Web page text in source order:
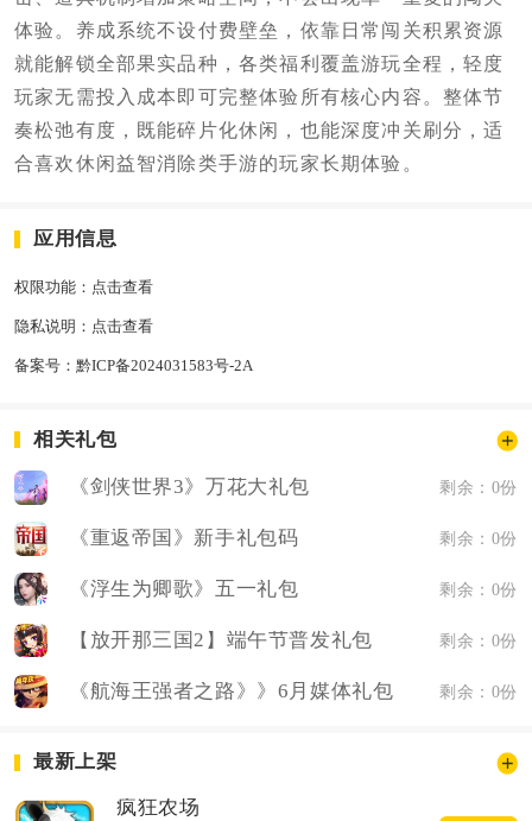
体验。养成系统不设付费壁垒，依靠日常闯关积累资源
就能解锁全部果实品种，各类福利覆盖游玩全程，轻度
玩家无需投入成本即可完整体验所有核心内容。整体节
奏松弛有度，既能碎片化休闲，也能深度冲关刷分，适
合喜欢休闲益智消除类手游的玩家长期体验。
应用信息
权限功能： 点击查看
隐私说明： 点击查看
备案号： 黔ICP备2024031583号-2A
相关礼包
《剑侠世界3》万花大礼包 剩余：0份
《重返帝国》新手礼包码 剩余：0份
《浮生为卿歌》五一礼包 剩余：0份
【放开那三国2】端午节普发礼包 剩余：0份
《航海王强者之路》》6月媒体礼包 剩余：0份
最新上架
疯狂农场